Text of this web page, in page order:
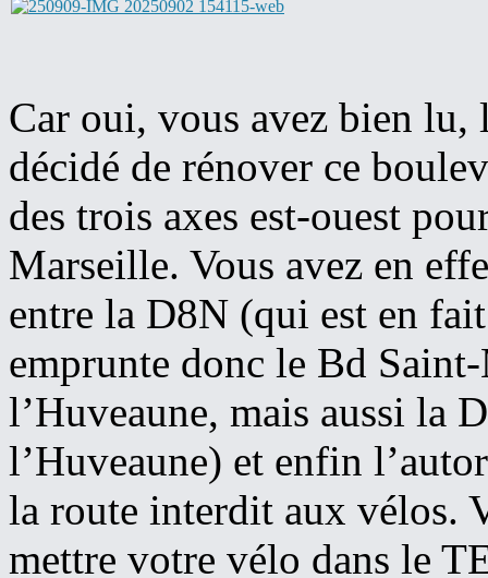
Car oui, vous avez bien
décidé de rénover ce
des trois axes est-ouest
Marseille. Vous avez en
entre la D8N (qui est en
emprunte donc le Bd
l’Huveaune, mais aussi la
l’Huveaune) et enfin
la route interdit aux vélos.
mettre votre vélo dans le